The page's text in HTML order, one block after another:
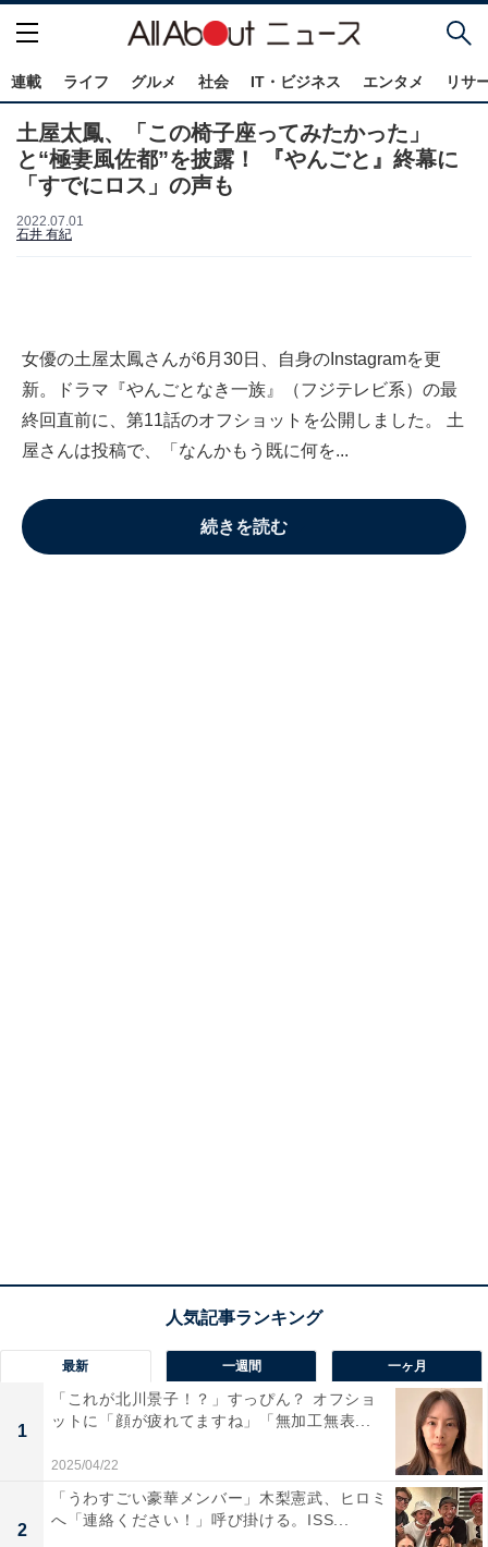
連載 ライフ グルメ 社会 IT・ビジネス エンタメ リサ
土屋太鳳、「この椅子座ってみたかった」
と“極妻風佐都”を披露！ 『やんごと』終幕に
「すでにロス」の声も
2022.07.01
石井 有紀
女優の土屋太鳳さんが6月30日、自身のInstagramを更
新。ドラマ『やんごとなき一族』（フジテレビ系）の最
終回直前に、第11話のオフショットを公開しました。 土
屋さんは投稿で、「なんかもう既に何を...
続きを読む
最新 一週間 一ヶ月
1
「これが北川景子！？」すっぴん？ オフショ
ットに「顔が疲れてますね」「無加工無表...
2025/04/22
2
「うわすごい豪華メンバー」木梨憲武、ヒロミ
へ「連絡ください！」呼び掛ける。ISS...